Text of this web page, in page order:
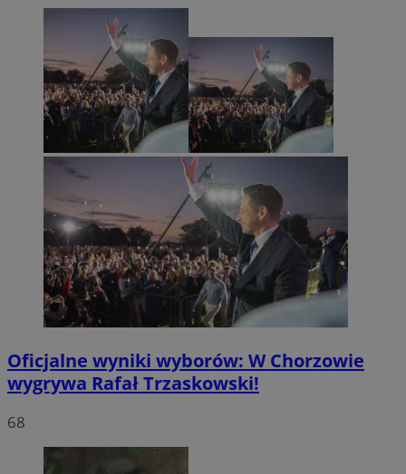
Oficjalne wyniki wyborów: W Chorzowie
wygrywa Rafał Trzaskowski!
68